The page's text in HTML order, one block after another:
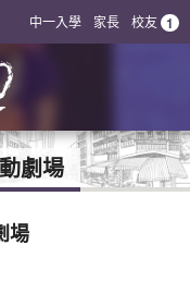
中一入學 家長 校友 1
劇場
場